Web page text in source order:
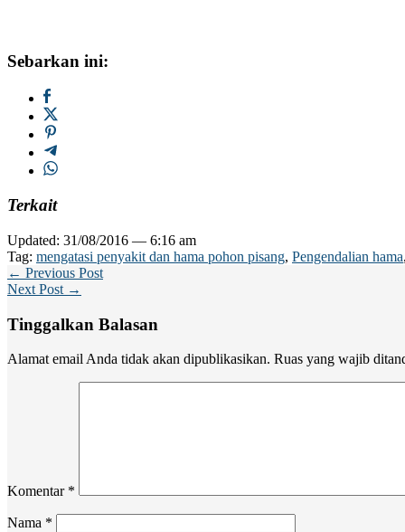
Sebarkan ini:
Terkait
Updated: 31/08/2016 — 6:16 am
Tag: mengatasi penyakit dan hama pohon pisang, Pengendalian hama
← Previous Post
Next Post →
Tinggalkan Balasan
Alamat email Anda tidak akan dipublikasikan. Ruas yang wajib
Komentar *
Nama *